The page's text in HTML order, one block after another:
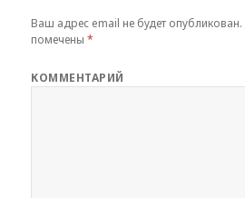
Ваш адрес email не будет опубликован.
помечены*
КОММЕНТАРИЙ